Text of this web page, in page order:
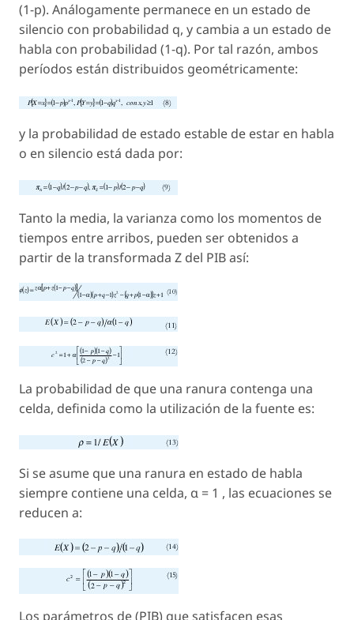
(1-p). Análogamente permanece en un estado de
silencio con probabilidad q, y cambia a un estado de
habla con probabilidad (1-q). Por tal razón, ambos
períodos están distribuidos geométricamente:
y la probabilidad de estado estable de estar en habla
o en silencio está dada por:
Tanto la media, la varianza como los momentos de
tiempos entre arribos, pueden ser obtenidos a
partir de la transformada Z del PIB así:
La probabilidad de que una ranura contenga una
celda, definida como la utilización de la fuente es:
Si se asume que una ranura en estado de habla
siempre contiene una celda, α = 1 , las ecuaciones se
reducen a:
Los parámetros de (PIB) que satisfacen esas